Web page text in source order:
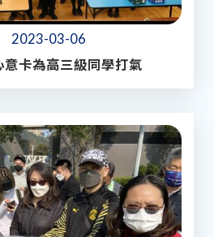
2023-03-06
意卡為高三級同學打氣